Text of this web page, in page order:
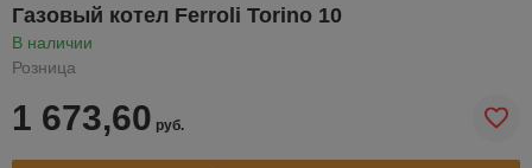
Газовый котел Ferroli Torino 10
В наличии
Розница
1 673,60 руб.